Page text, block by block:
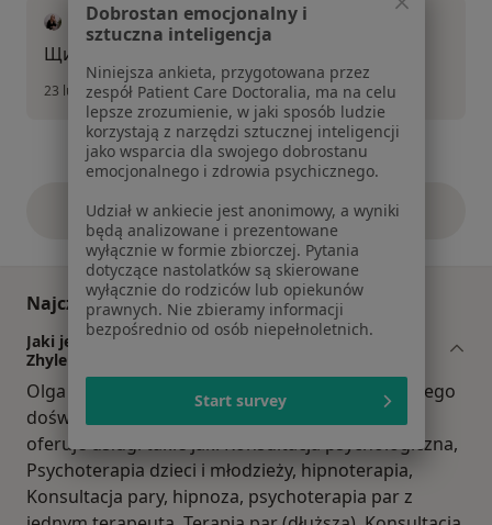
mgr Olga Zhylenko
Щиро дякую
23 lutego 2026
Zobacz więcejopinie powyżej
Najczęściej zadawane pytania
Jaki jest zakres porad oferowanych przez Olga
Zhylenko?
Olga Zhylenko to psycholog. Na podstawie swojego
doświadczenia i wykształcenia Olga Zhylenko
oferuje usługi takie jak: Konsultacja psychologiczna,
Psychoterapia dzieci i młodzieży, hipnoterapia,
Konsultacja pary, hipnoza, psychoterapia par z
Dobrostan emocjonalny i
sztuczna inteligencja
Niniejsza ankieta, przygotowana przez
zespół Patient Care Doctoralia, ma na celu
lepsze zrozumienie, w jaki sposób ludzie
korzystają z narzędzi sztucznej inteligencji
jako wsparcia dla swojego dobrostanu
emocjonalnego i zdrowia psychicznego.
Udział w ankiecie jest anonimowy, a wyniki
będą analizowane i prezentowane
wyłącznie w formie zbiorczej. Pytania
dotyczące nastolatków są skierowane
wyłącznie do rodziców lub opiekunów
prawnych. Nie zbieramy informacji
bezpośrednio od osób niepełnoletnich.
Start survey